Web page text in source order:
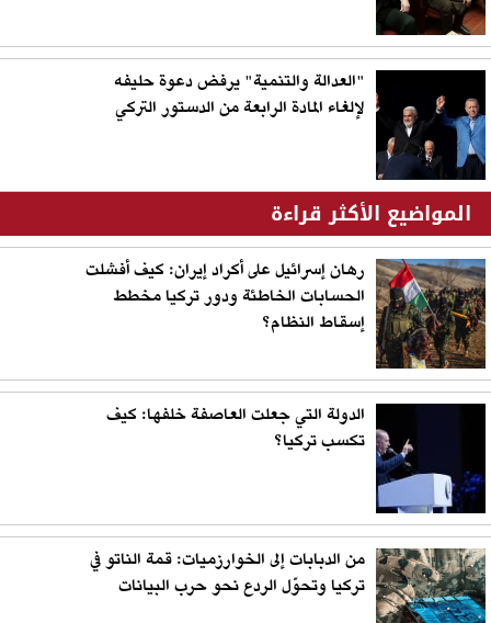
"العدالة والتنمية" يرفض دعوة حليفه
لإلغاء المادة الرابعة من الدستور التركي
المواضيع الأكثر قراءة
رهان إسرائيل على أكراد إيران: كيف أفشلت
الحسابات الخاطئة ودور تركيا مخطط
إسقاط النظام؟
الدولة التي جعلت العاصفة خلفها: كيف
تكسب تركيا؟
من الدبابات إلى الخوارزميات: قمة الناتو في
تركيا وتحوّل الردع نحو حرب البيانات